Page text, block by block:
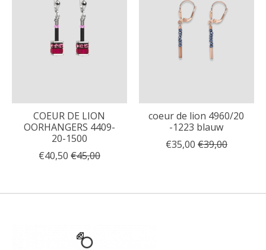
COEUR DE LION
OORHANGERS 4409-
20-1500
€40,50 €45,00
coeur de lion 4960/20
-1223 blauw
€35,00 €39,00